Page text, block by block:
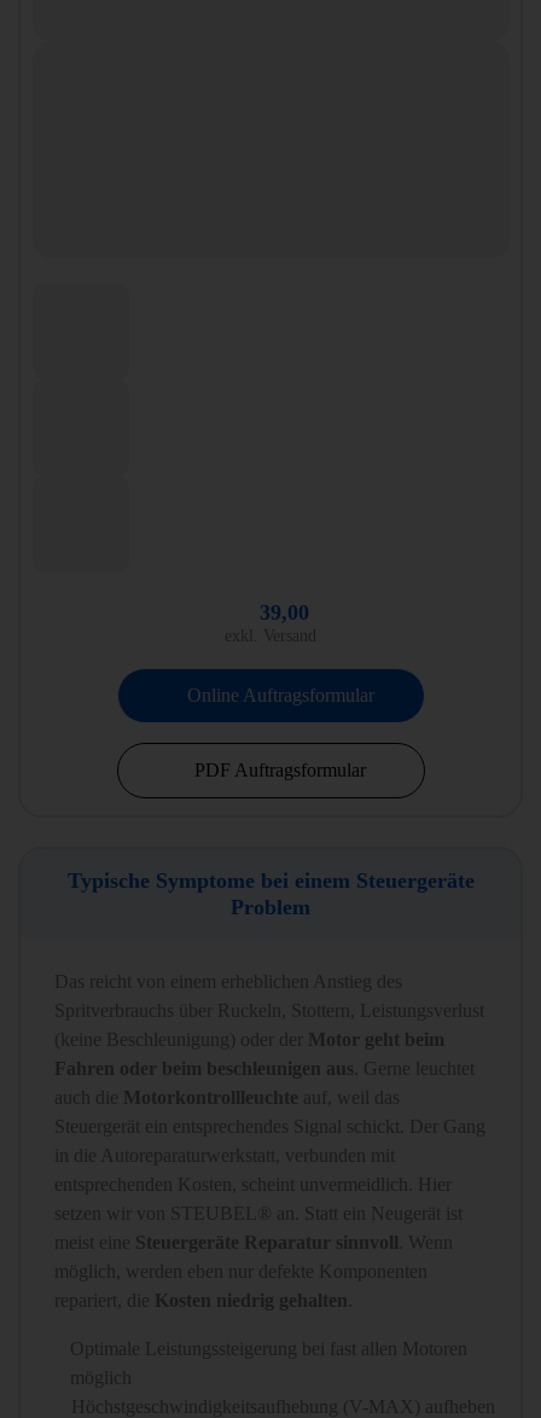
39,00
exkl. Versand
Online Auftragsformular
PDF Auftragsformular
Typische Symptome bei einem Steuergeräte
Problem
Das reicht von einem erheblichen Anstieg des
Spritverbrauchs über Ruckeln, Stottern, Leistungsverlust
(keine Beschleunigung) oder der
Motor geht beim
Fahren oder beim beschleunigen aus . Gerne leuchtet
auch die Motorkontrollleuchte auf, weil das
Steuergerät ein entsprechendes Signal schickt. Der Gang
in die Autoreparaturwerkstatt, verbunden mit
entsprechenden Kosten, scheint unvermeidlich. Hier
setzen wir von STEUBEL® an. Statt ein Neugerät ist
meist eine Steuergeräte Reparatur sinnvoll . Wenn
möglich, werden eben nur defekte Komponenten
repariert, die Kosten niedrig gehalten
Optimale Leistungssteigerung bei fast allen Motoren
möglich
Höchstgeschwindigkeitsaufhebung (V-MAX) aufheben